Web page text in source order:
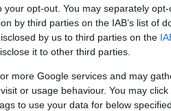
opt-out. You may separately
by third parties on the IAB’s list of
by us to third parties on the
it to other third parties.
more Google services and may
or usage behaviour. You may
to use your data for below
bollente o meglio
pepate.
di
50 grammi di
grammi di farina.